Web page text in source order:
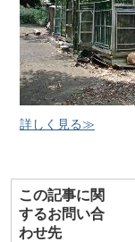
詳しく見る≫
この記事に関
するお問い合
わせ先